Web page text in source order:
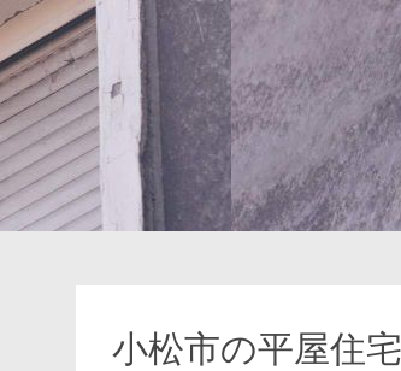
小松市の平屋住